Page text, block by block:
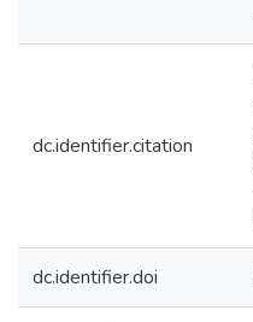
dc.identifier.citation
dc.identifier.doi